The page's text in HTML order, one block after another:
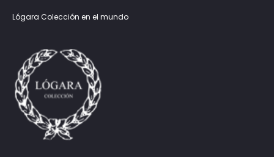
Lógara Colección en el mundo